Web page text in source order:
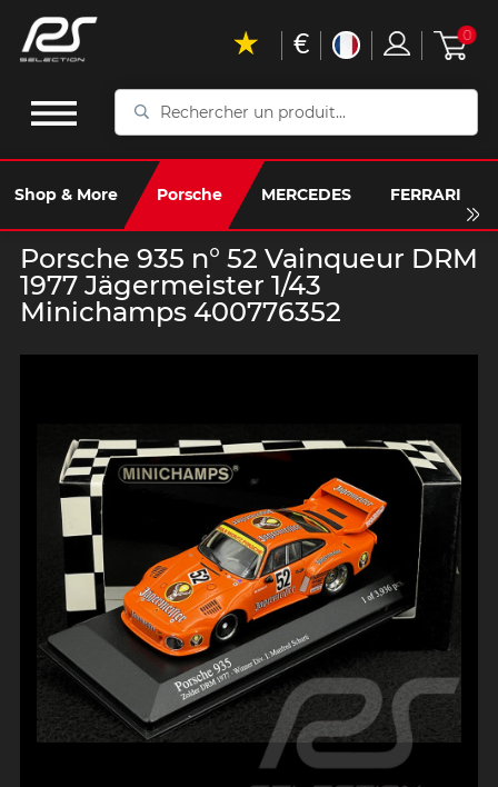
Rechercher
produit...
Shop & More Porsche MERCEDES FERRARI
€ 0
Porsche 935 n° 52 Vainqueur DRM
1977 Jägermeister 1/43
Minichamps 400776352